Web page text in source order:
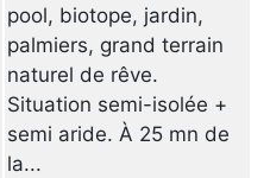
pool, biotope, jardin,
palmiers, grand terrain
naturel de rêve.
Situation semi-isolée +
semi aride. À 25 mn de
la...